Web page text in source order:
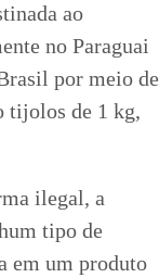
ao
no Paraguai
por meio de
tijolos de 1 kg,
ilegal, a
tipo de
em um produto